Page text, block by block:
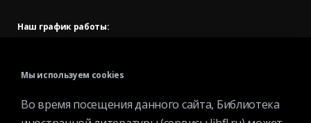
Наш график работы:
полчаса до окончания работы.
Мы используем cookies
Во время посещения данного сайта, Библиотека